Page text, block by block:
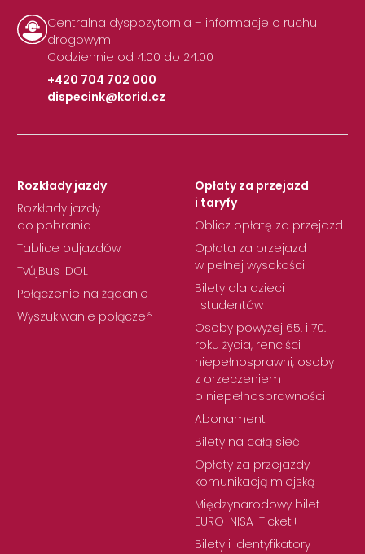
Centralna dyspozytornia – informacje o ruchu
drogowym
Codziennie od 4:00 do 24:00
+420 704 702 000
|
dispecink@korid.cz
Rozkłady jazdy
Rozkłady jazdy
do pobrania
Tablice odjazdów
TvůjBus IDOL
Połączenie na żądanie
Wyszukiwanie połączeń
Opłaty za przejazd
i taryfy
Oblicz opłatę za przejazd
Opłata za przejazd
w pełnej wysokości
Bilety dla dzieci
i studentów
Osoby powyżej 65. i 70.
roku życia, renciści
niepełnosprawni, osoby
z orzeczeniem
o niepełnosprawności
Abonament
Bilety na całą sieć
Opłaty za przejazdy
komunikacją miejską
Międzynarodowy bilet
EURO-NISA-Ticket+
Bilety i identyfikatory